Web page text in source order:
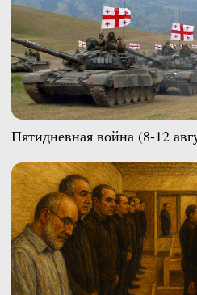
Пятидневная война (8-12